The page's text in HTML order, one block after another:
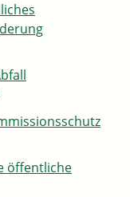
öffentliche